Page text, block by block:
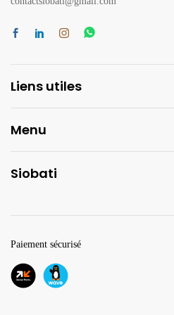
Liens utiles
Menu
Siobati
Paiement sécurisé